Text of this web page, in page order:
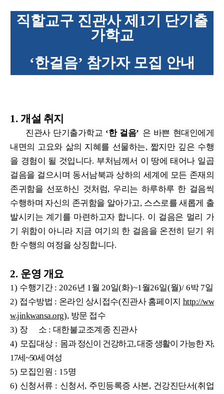
직할교구 진관사 제 1기 단기출
가학교
‘한걸음’ 참가자 모집 안내
1. 개설 취지
진관사 단기출가학교 ‘한 걸음’ 은 바쁜 현대인에게
내면의 고요와 삶의 지혜를 선물하는, 짧지만 깊은 수행
을 경험이 될 것입니다. 부처님께서 이 땅에 태어나 일곱
걸음을 걸으시며 동서남북과 상하의 세계에 모든 존재의
존귀함을 선포하신 것처럼, 우리는 하루하루 한 걸음씩
수행하며 자신의 존귀함을 알아가고, 스스로를 새롭게 출
발시키는 계기를 마련하고자 합니다. 이 걸음은 멀리 가
기 위함이 아니라 지금 여기의 한 걸음을 온전히 딛기 위
한 수행의 여정을 상징합니다.
2. 운영 개요
1) 수행기간 : 2026년 1월 20일(화)~1월26일(월)/ 6박 7일
2) 접수방법 : 온라인 상시접수(진관사 홈페이지 http://ww
w.jinkwansa.org), 방문 접수
3) 장 소 : 대한불교조계종 진관사
4) 모집대상 : 몸과 정신이 건강하고,대중 생활이 가능한 자,
17세~50세 여성
5) 모집인원 : 15명
6) 신청서류 : 신청서, 주민등록증 사본, 건강진단서(취업